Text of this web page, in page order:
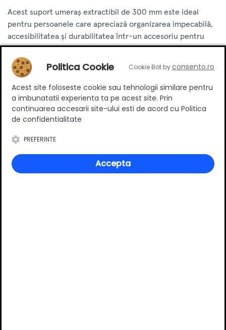
Acest suport umeraș extractibil de 300 mm este ideal
pentru persoanele care apreciază organizarea impecabilă,
accesibilitatea și durabilitatea într-un accesoriu pentru
garderobă.
Specificatii
Material
Culoare
Lungime
300 mm
Sarcina [kg]
4 kg
Politica Cookie Cookie Bot byconsento.ro
Acest site foloseste cookie sau tehnologii similare pentru
a imbunatatii experienta ta pe acest site. Prin
continuarea accesarii site-ului esti de acord cu Politica
de confidentialitate
PREFERINTE
Accepta